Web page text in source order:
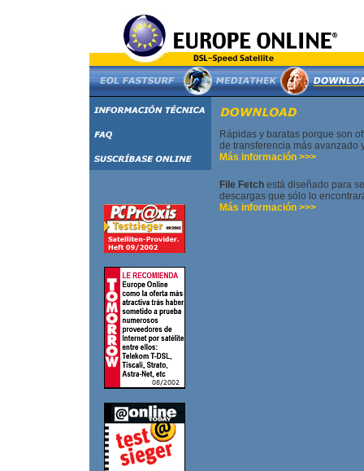
Rápidas y baratas porque son
de transferencia más avanzado
Más información >>>
File Fetch está diseñado para
descargas que sólo lo
Más información >>>